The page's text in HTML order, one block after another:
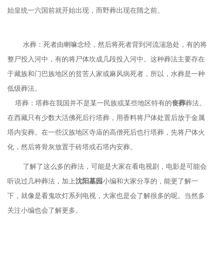
始皇统一六国前就开始出现，而野葬出现在隋之前。
水葬：死者由喇嘛念经，然后将死者背到河流湍急处，有的将
整尸投入河中，有的将尸体坎成几段投入河中。这种葬法主要存在
于藏族和门巴族地区的贫苦人家或麻风病死者，所以，水葬是一种
低级葬法。
塔葬：塔葬在我国并不是某一民族或某些地区特有的丧葬葬法。
在西藏只有少数大活佛死后行塔葬，用香料将尸体处置后放于金属
塔内安葬。在一些汉族地区寺庙的高僧死后也行塔葬，先将尸体火
化，然后将骨灰放置于砖塔或石塔内安葬。
了解了这么多的葬法，可能是大家在看电视剧，电影是可能会
听说过几种葬法，加上沈阳墓园小编和大家分享的，能更了解一
下，就像是看鬼吹灯系列电视，大家也是会了解很多的呢。当然多
关注小编也会了解更多。